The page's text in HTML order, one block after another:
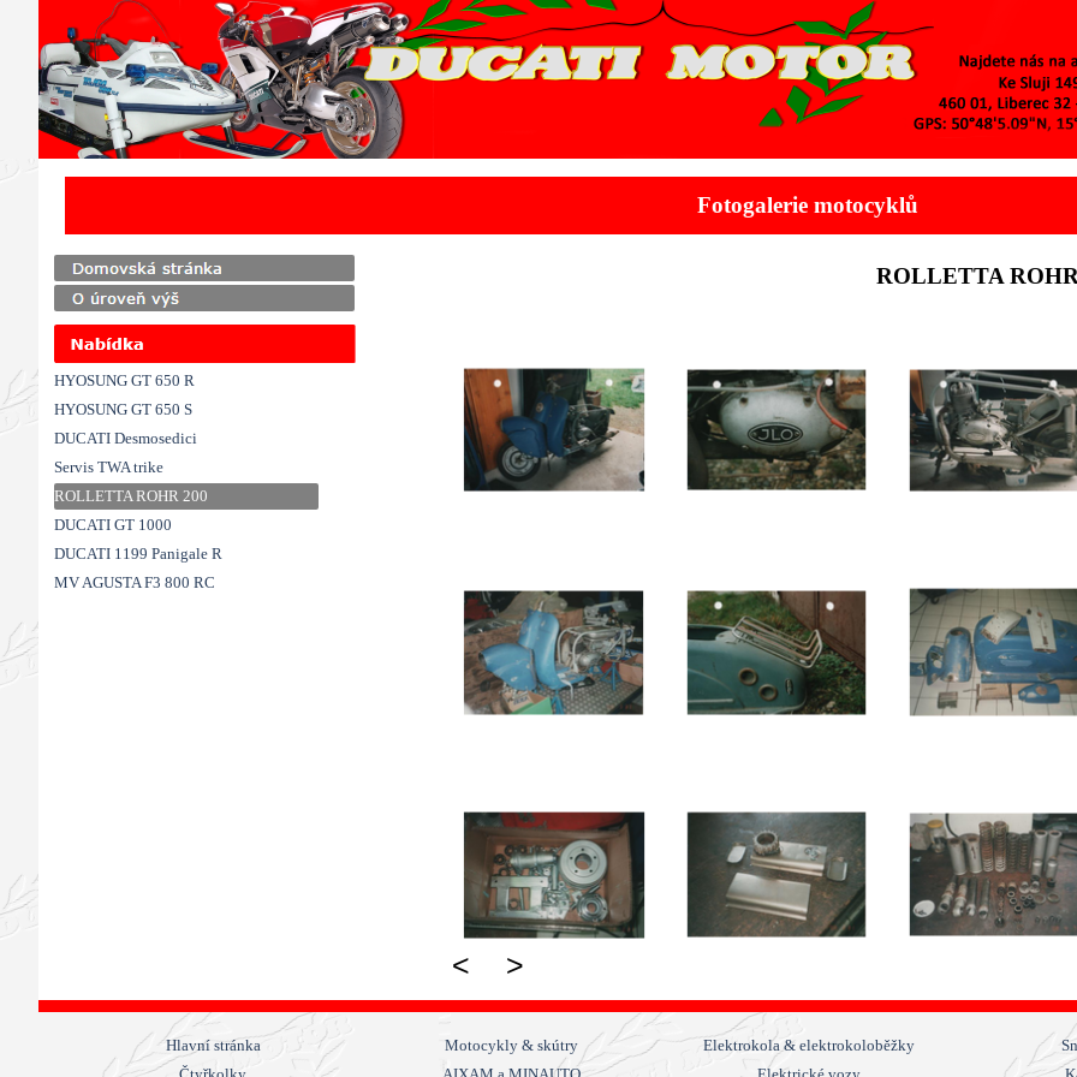
Fotogalerie motocyklů
ROLLETTA
HYOSUNG GT 650 R
HYOSUNG GT 650 S
DUCATI Desmosedici
Servis TWA trike
ROLLETTA ROHR 200
DUCATI GT 1000
DUCATI 1199 Panigale R
MV AGUSTA F3 800 RC
< >
Přeskočit menu
Hlavní stránka Motocykly & skútry Elektrokola & elektrokoloběžky